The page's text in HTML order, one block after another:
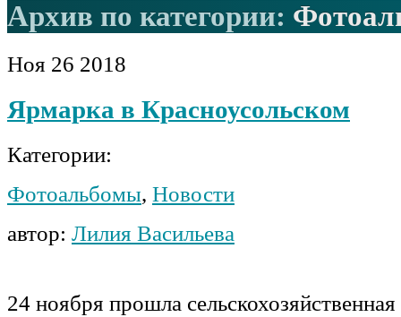
Архив по категории:
Ноя 26 2018
Ярмарка в Красноусольском
Категории:
Фотоальбомы, Новости
автор: Лилия Васильева
24 ноября прошла